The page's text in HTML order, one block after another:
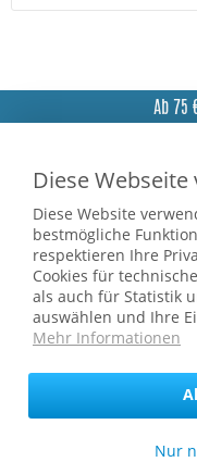
Ab 75
Shop Service
Informationen
* bei Paketversand. Alle
Copyright © afp
Sicher
Diese
Diese Website
bestmögliche
respektieren Ihre
Cookies für
als auch für Statistik
auswählen und Ihre
Mehr Informationen
Nur